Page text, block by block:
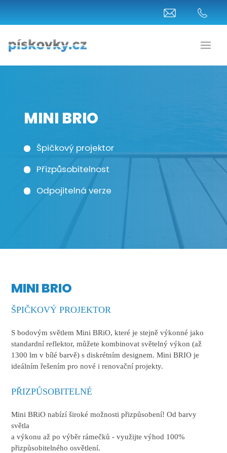
MINI BRIO
Špičkový projektor
Přizpůsobitelnost
Odpojitelná verze
MINI BRIO
ŠPIČKOVÝ PROJEKTOR
S bodovým světlem Mini BRiO, které je stejně výkonné jako
standardní reflektor, můžete kombinovat světelný výkon (až
1300 lm v bílé barvě) s diskrétním designem. Mini BRIO je
ideálním řešením pro nové i renovační projekty.
PŘIZPŮSOBITELNÉ
Mini BRiO nabízí široké možnosti přizpůsobení! Od barvy
světla
a výkonu až po výběr rámečků - využijte výhod 100%
přizpůsobitelného osvětlení.